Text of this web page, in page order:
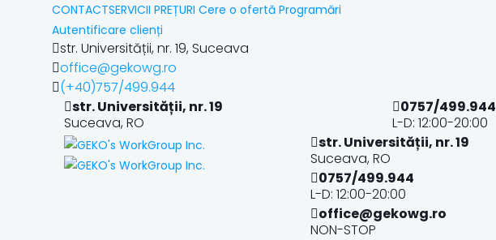
CONTACTSERVICII PREȚURI Cere o ofertă Programări
Autentificare clienți
str. Universității, nr. 19, Suceava
office@gekowg.ro
(+40)757/499.944
str. Universității, nr. 19
Suceava, RO
0757/499.944
L-D: 12:00-20:00
str. Universității, nr. 19
Suceava, RO
0757/499.944
L-D: 12:00-20:00
office@gekowg.ro
NON-STOP